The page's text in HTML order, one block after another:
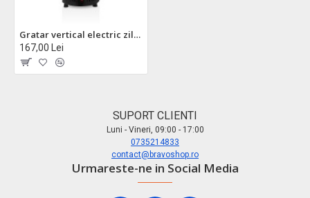
Gratar vertical electric zilan zln5565, 900w, rotatie automata, 5 frigarui inox, corp aluminiu
167,00 Lei
SUPORT CLIENTI
Luni - Vineri, 09:00 - 17:00
0735214833
contact@bravoshop.ro
Urmareste-ne in Social Media